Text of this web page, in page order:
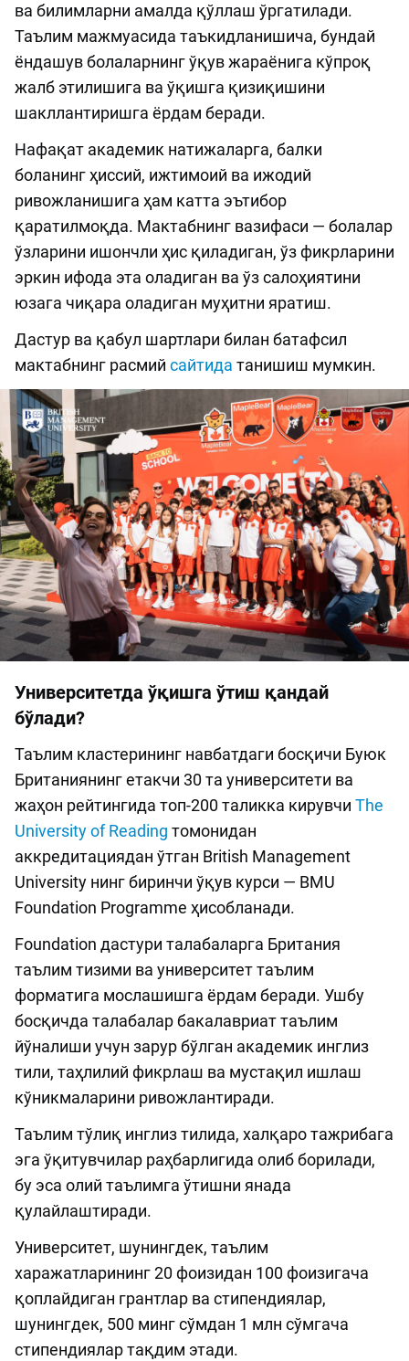
ва билимларни амалда қўллаш ўргатилади.
Таълим мажмуасида таъкидланишича, бундай
ёндашув болаларнинг ўқув жараёнига кўпроқ
жалб этилишига ва ўқишга қизиқишини
шакллантиришга ёрдам беради.
Нафақат академик натижаларга, балки
боланинг ҳиссий, ижтимоий ва ижодий
ривожланишига ҳам катта эътибор
қаратилмоқда. Мактабнинг вазифаси — болалар
ўзларини ишончли ҳис қиладиган, ўз фикрларини
эркин ифода эта оладиган ва ўз салоҳиятини
юзага чиқара оладиган муҳитни яратиш.
Дастур ва қабул шартлари билан батафсил
мактабнинг расмий сайтида танишиш мумкин.
Университетда ўқишга ўтиш қандай
бўлади?
Таълим кластерининг навбатдаги босқичи Буюк
Британиянинг етакчи 30 та университети ва
жаҳон рейтингида топ-200 таликка кирувчи The
University of Reading томонидан
аккредитациядан ўтган British Management
University нинг биринчи ўқув курси — BMU
Foundation Programme ҳисобланади.
Foundation дастури талабаларга Британия
таълим тизими ва университет таълим
форматига мослашишга ёрдам беради. Ушбу
босқичда талабалар бакалавриат таълим
йўналиши учун зарур бўлган академик инглиз
тили, таҳлилий фикрлаш ва мустақил ишлаш
кўникмаларини ривожлантиради.
Таълим тўлиқ инглиз тилида, халқаро тажрибага
эга ўқитувчилар раҳбарлигида олиб борилади,
бу эса олий таълимга ўтишни янада
қулайлаштиради.
Университет, шунингдек, таълим
харажатларининг 20 фоизидан 100 фоизигача
қоплайдиган грантлар ва стипендиялар,
шунингдек, 500 минг сўмдан 1 млн сўмгача
стипендиялар тақдим этади.